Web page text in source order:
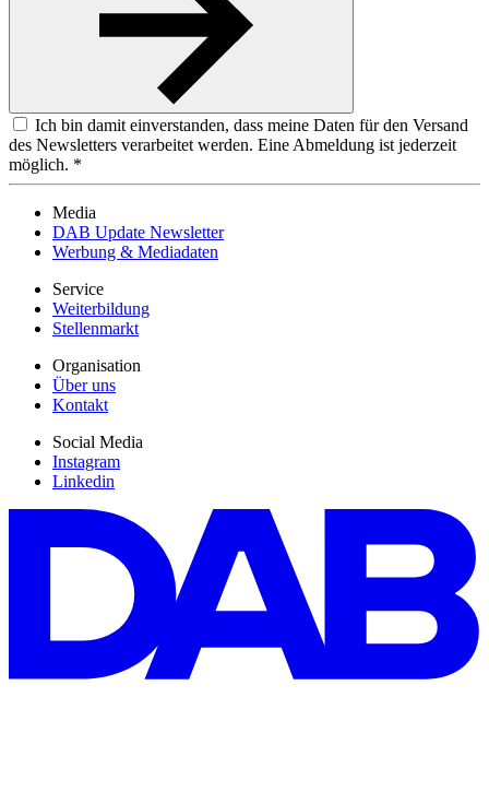
Ich bin damit einverstanden, dass meine Daten für den Versand
des Newsletters verarbeitet werden. Eine Abmeldung ist jederzeit
möglich. *
Media
DAB Update Newsletter
Werbung & Mediadaten
Service
Weiterbildung
Stellenmarkt
Organisation
Über uns
Kontakt
Social Media
Instagram
Linkedin